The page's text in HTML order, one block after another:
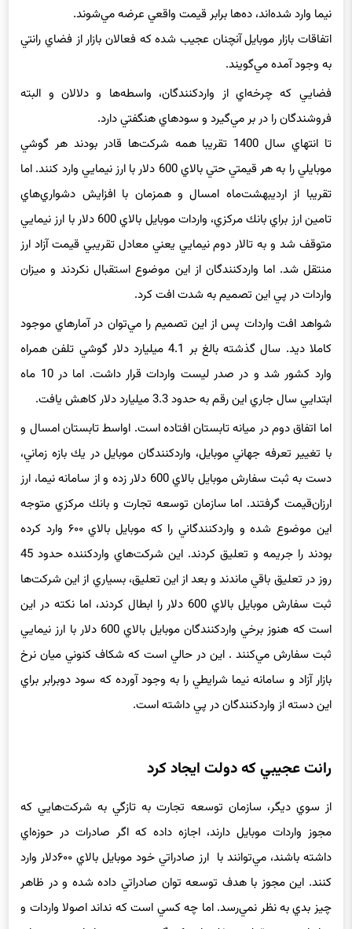
ديگر گوشي‌هاي ميان رده و رده پايين بازار هم كه با ارز رانتي سامانه
نيما وارد شده‌اند، ده‌ها برابر قيمت واقعي عرضه مي‌شوند.
اتفاقات بازار موبايل آنچنان عجيب شده كه فعالان بازار از فضاي رانتي
به وجود آمده مي‌گويند.
فضايي كه چرخه‌اي از واردكنندگان، واسطه‌ها و دلالان و البته
فروشندگان را در بر مي‌گيرد و سودهاي هنگفتي دارد.
تا انتهاي سال 1400 تقريبا همه شركت‌ها قادر بودند هر گوشي
موبايلي را به هر قيمتي حتي بالاي 600 دلار با ارز نيمايي وارد كنند. اما
تقريبا از ارديبهشت‌ماه امسال و همزمان با افزايش دشواري‌هاي
تامين ارز براي بانك مركزي، واردات موبايل بالاي 600 دلار با ارز نيمايي
متوقف شد و به تالار دوم نيمايي يعني معادل تقريبي قيمت آزاد ارز
منتقل شد. اما واردكنندگان از اين موضوع استقبال نكردند و ميزان
واردات در پي اين تصميم به‌ شدت افت كرد.
شواهد افت واردات پس از اين تصميم را مي‌توان در آمارهاي موجود
كاملا ديد. سال گذشته بالغ بر 4.1 ميليارد دلار گوشي تلفن همراه
وارد كشور شد و در صدر ليست واردات قرار داشت. اما در 10 ماه
ابتدايي سال جاري اين رقم به حدود 3.3 ميليارد دلار كاهش يافت.
اما اتفاق دوم در ميانه تابستان افتاده است. اواسط تابستان امسال و
با تغيير تعرفه‌ جهاني موبايل، واردكنندگان موبايل در يك بازه زماني،
دست به ثبت سفارش موبايل بالاي 600 دلار زده و از سامانه نيما، ارز
ارزان‌قيمت گرفتند. اما سازمان توسعه تجارت و بانك مركزي متوجه
اين موضوع شده و واردكنندگاني را كه موبايل بالاي ۶۰۰ وارد كرده
بودند را جريمه و تعليق كردند. اين شركت‌هاي واردكننده حدود 45
روز در تعليق باقي ماندند و بعد از اين تعليق، بسياري از اين شركت‌ها
ثبت سفارش موبايل بالاي 600 دلار را ابطال كردند، اما نكته در اين
است كه هنوز برخي واردكنندگان موبايل بالاي 600 دلار با ارز نيمايي
ثبت سفارش مي‌كنند . اين در حالي است كه شكاف كنوني ميان نرخ
بازار آزاد و سامانه نيما شرايطي را به وجود آورده كه سود دوبرابر براي
از سوي ديگر، سازمان توسعه تجارت به تازگي به شركت‌هايي كه
مجوز واردات موبايل دارند، اجازه داده كه اگر صادرات در حوزه‌اي
داشته باشند، مي‌توانند با ارز صادراتي خود موبايل بالاي ۶۰۰دلار وارد
كنند. اين مجوز با هدف توسعه توان صادراتي داده شده و در ظاهر